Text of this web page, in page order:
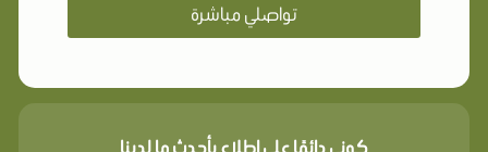
تواصلي مباشرة